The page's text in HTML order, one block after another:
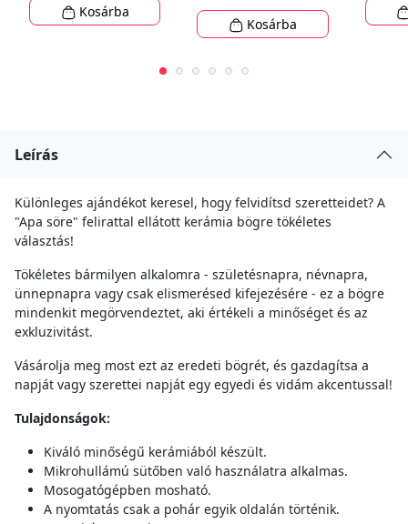
Kosárba
Kosárba
Leírás
Különleges ajándékot keresel, hogy felvidítsd szeretteidet? A
"Apa söre" felirattal ellátott kerámia bögre tökéletes
választás!
Tökéletes bármilyen alkalomra - születésnapra, névnapra,
ünnepnapra vagy csak elismerésed kifejezésére - ez a bögre
mindenkit megörvendeztet, aki értékeli a minőséget és az
exkluzivitást.
Vásárolja meg most ezt az eredeti bögrét, és gazdagítsa a
napját vagy szerettei napját egy egyedi és vidám akcentussal!
Tulajdonságok:
Kiváló minőségű kerámiából készült.
Mikrohullámú sütőben való használatra alkalmas.
Mosogatógépben mosható.
A nyomtatás csak a pohár egyik oldalán történik.